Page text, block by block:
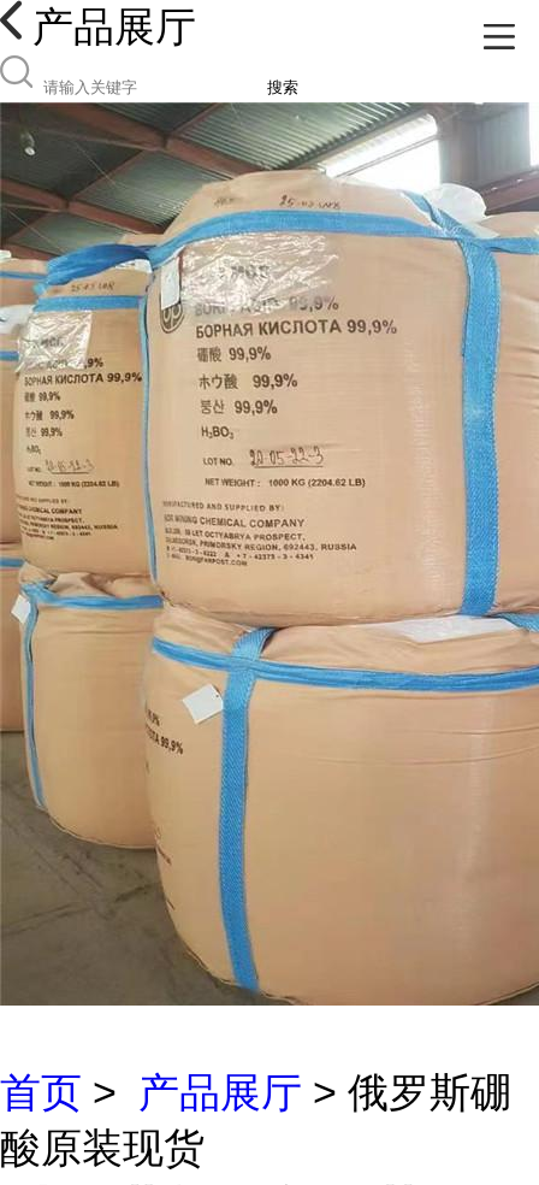
产品展厅
搜索
首页 > 产品展厅 > 俄罗斯硼
酸原装现货